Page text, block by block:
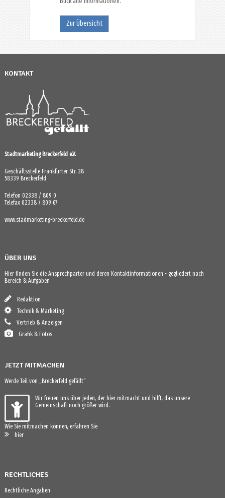
Zur Übersicht
KONTAKT
Stadtmarketing Breckerfeld e.V.
Geschäftsstelle Frankfurter Str. 38
58339 Breckerfeld
Telefon 02338 / 809 0
Telefax 02338 / 809 67
www.stadmarketing-breckerfeld.de
ÜBER UNS
Hier finden Sie die Ansprechparter und deren Kontaktinformationen - gegliedert nach
Bereich & Aufgaben
Redaktion
Technik & Marketing
Vertrieb & Anzeigen
Grafik & Fotos
JETZT MITMACHEN
Werde Teil von „Breckerfeld gefällt“
Wir freuen uns über jeden, der hier mitmacht und hilft, das unsere
Gemeinschaft noch größer wird.
Wie Sie mitmachen können, erfahren Sie
hier
RECHTLICHES
Rechtliche Angaben